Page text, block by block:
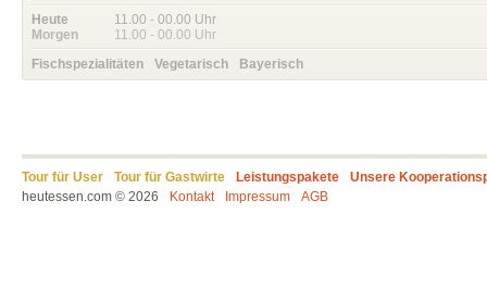
Heute
Morgen
11.00 - 00.00 Uhr
11.00 - 00.00 Uhr
Fischspezialitäten
Vegetarisch Bayerisch
Tour für User Tour für Gastwirte Leistungspakete
Unsere
heutessen.com © 2026
Kontakt Impressum AGB